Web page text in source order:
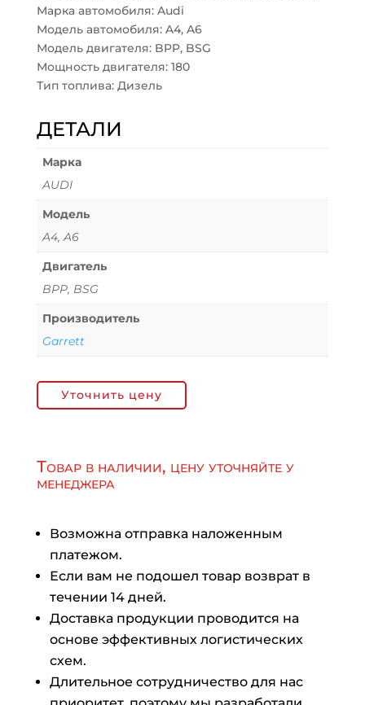
Марка автомобиля: Audi
Модель автомобиля: A4, A6
Модель двигателя: BPP, BSG
Мощность двигателя: 180
Тип топлива: Дизель
ДЕТАЛИ
Марка
AUDI
Модель
A4, A6
Двигатель
BPP, BSG
Производитель
Garrett
Уточнить цену
Товар в наличии, цену уточняйте у
менеджера
Возможна отправка наложенным
платежом.
Если вам не подошел товар возврат в
течении 14 дней.
Доставка продукции проводится на
основе эффективных логистических
схем.
Длительное сотрудничество для нас